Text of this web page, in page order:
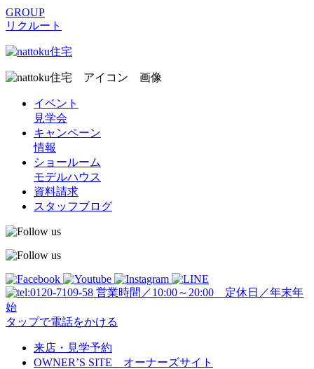
GROUP
リクルート
イベント
見学会
キャンペーン
情報
ショールーム
モデルハウス
資料請求
スタッフブログ
営業時間／10:00～20:00 定休日／年末年
始
タップで電話をかける
来店・見学予約
OWNER’S SITE オーナーズサイト